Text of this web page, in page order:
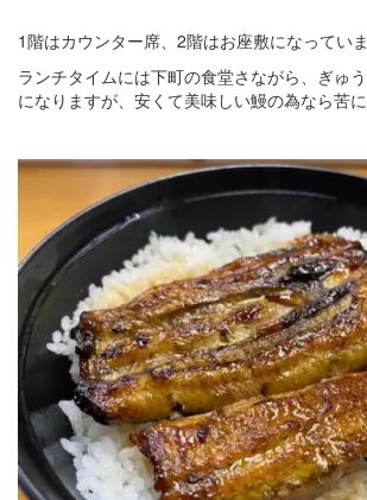
1階はカウンター席、2階はお座敷になっていま
ランチタイムには下町の食堂さながら、ぎゅ
になりますが、安くて美味しい鰻の為なら苦に